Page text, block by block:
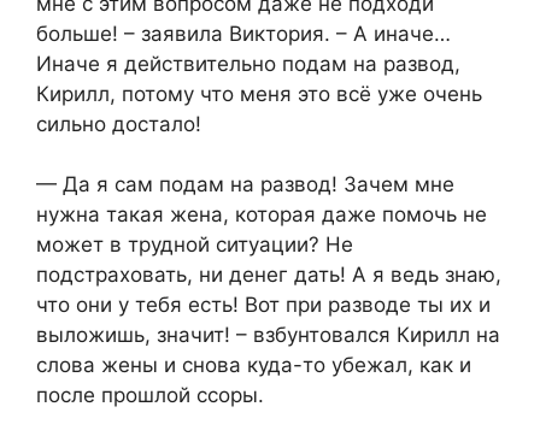
больше! – заявила Виктория. – А иначе…
Иначе я действительно подам на развод,
Кирилл, потому что меня это всё уже очень
сильно достало!
— Да я сам подам на развод! Зачем мне
нужна такая жена, которая даже помочь не
может в трудной ситуации? Не
подстраховать, ни денег дать! А я ведь знаю,
что они у тебя есть! Вот при разводе ты их и
выложишь, значит! – взбунтовался Кирилл на
слова жены и снова куда-то убежал, как и
после прошлой ссоры.